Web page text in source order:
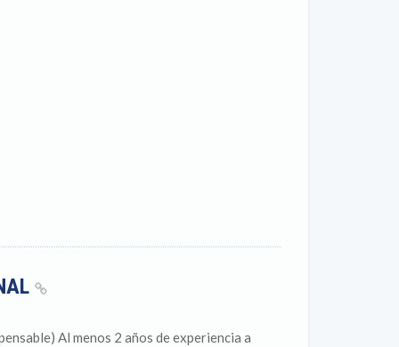
Al menos 2 años de experiencia a